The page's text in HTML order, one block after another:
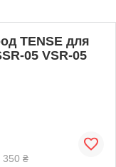
TENSE для
05 VSR-05
350 ₴